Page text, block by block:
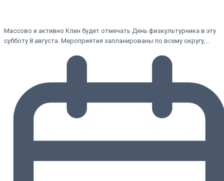
Массово и активно Клин будет отмечать День физкультурника в эту
субботу 8 августа. Мероприятия запланированы по всему округу,…